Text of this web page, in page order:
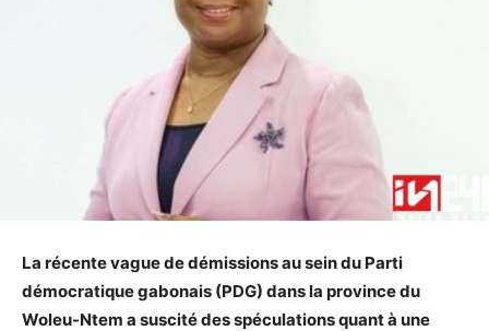
La récente vague de démissions au sein du Parti
démocratique gabonais (PDG) dans la province du
Woleu-Ntem a suscité des spéculations quant à une